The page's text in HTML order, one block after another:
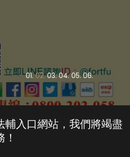
01. 02. 03. 04. 05. 06.
輔入口網站，我們將竭盡